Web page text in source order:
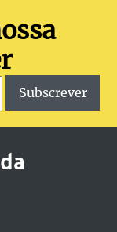
Subscrever